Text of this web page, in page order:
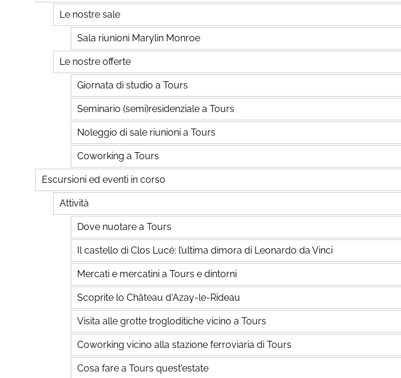
Le nostre sale
Sala riunioni Marylin Monroe
Le nostre offerte
Giornata di studio a Tours
Seminario (semi)residenziale a Tours
Noleggio di sale riunioni a Tours
Coworking a Tours
Escursioni ed eventi in corso
Attività
Dove nuotare a Tours
Il castello di Clos Lucé: l’ultima dimora di Leonardo da Vinci
Mercati e mercatini a Tours e dintorni
Scoprite lo Château d'Azay-le-Rideau
Visita alle grotte trogloditiche vicino a Tours
Coworking vicino alla stazione ferroviaria di Tours
Cosa fare a Tours quest'estate